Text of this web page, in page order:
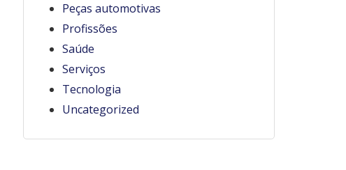
Peças automotivas
Profissões
Saúde
Serviços
Tecnologia
Uncategorized